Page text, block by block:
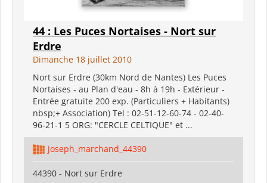
44 : Les Puces Nortaises - Nort sur
Erdre
Dimanche 18 juillet 2010
Nort sur Erdre (30km Nord de Nantes) Les Puces
Nortaises - au Plan d'eau - 8h à 19h - Extérieur -
Entrée gratuite 200 exp. (Particuliers + Habitants)
nbsp;+ Association) Tel : 02-51-12-60-74 - 02-40-
96-21-1 5 ORG: "CERCLE CELTIQUE" et ...
joseph_marchand_44390
44390 - Nort sur Erdre